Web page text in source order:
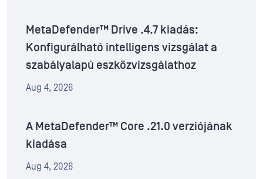
MetaDefender™ Drive .4.7 kiadás:
Konfigurálható intelligens vizsgálat a
szabályalapú eszközvizsgálathoz
Aug 4, 2026
A MetaDefender™ Core .21.0 verziójának
kiadása
Aug 4, 2026